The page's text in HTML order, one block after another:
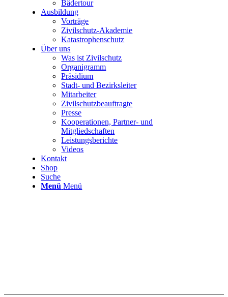
Bädertour
Ausbildung
Vorträge
Zivilschutz-Akademie
Katastrophenschutz
Über uns
Was ist Zivilschutz
Organigramm
Präsidium
Stadt- und Bezirksleiter
Mitarbeiter
Zivilschutzbeauftragte
Presse
Kooperationen, Partner- und
Mitgliedschaften
Leistungsberichte
Videos
Kontakt
Shop
Suche
Menü Menü